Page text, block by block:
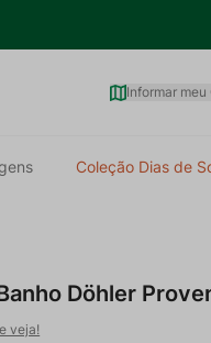
Informar meu
Coleção Dias de
Döhler
veja!